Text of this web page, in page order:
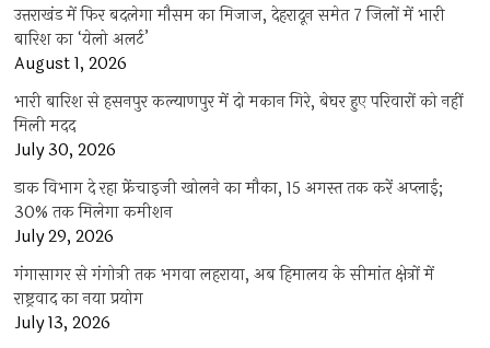
उत्तराखंड में फिर बदलेगा मौसम का मिजाज, देहरादून समेत 7 जिलों में भारी
बारिश का ‘येलो अलर्ट’
August 1, 2026
भारी बारिश से हसनपुर कल्याणपुर में दो मकान गिरे, बेघर हुए परिवारों को नहीं
मिली मदद
July 30, 2026
डाक विभाग दे रहा फ्रेंचाइजी खोलने का मौका, 15 अगस्त तक करें अप्लाई;
30% तक मिलेगा कमीशन
July 29, 2026
गंगासागर से गंगोत्री तक भगवा लहराया, अब हिमालय के सीमांत क्षेत्रों में
राष्ट्रवाद का नया प्रयोग
July 13, 2026